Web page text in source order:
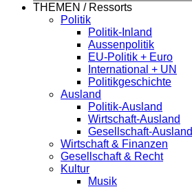
THEMEN / Ressorts
Politik
Politik-Inland
Aussenpolitik
EU-Politik + Euro
International + UN
Politikgeschichte
Ausland
Politik-Ausland
Wirtschaft-Ausland
Gesellschaft-Ausland
Wirtschaft & Finanzen
Gesellschaft & Recht
Kultur
Musik